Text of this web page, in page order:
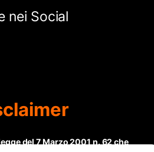
nei Social
del 7 Marzo 2001 n. 62 che